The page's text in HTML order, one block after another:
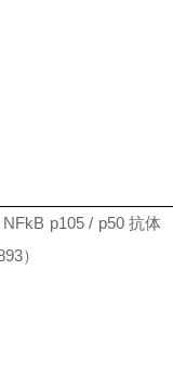
NFkB p105 / p50抗体
）